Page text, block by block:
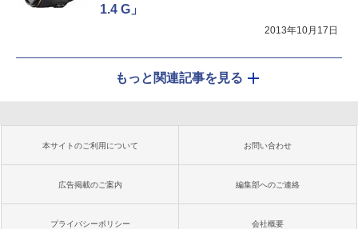
1.4 G」
2013年10月17日
もっと関連記事を見る
本サイトのご利用について お問い合わせ
広告掲載のご案内 編集部へのご連絡
プライバシーポリシー 会社概要